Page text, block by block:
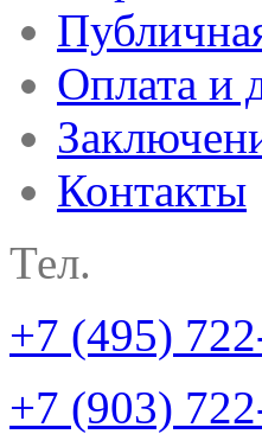
Оплата и
Контакты
Тел.
+7 (495)
+7 (903)